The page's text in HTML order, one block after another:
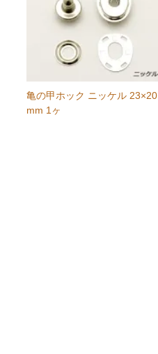
亀の甲ホック ニッケル 23×20
mm 1ヶ